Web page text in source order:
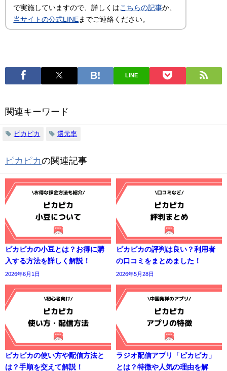
で実施していますので、詳しくは こちらの記事か、
当サイトの公式LINE までご連絡ください。
LINE
関連キーワード
ピカピカ 還元率
ピカピカの関連記事
ピカピカの小豆とは？お得に購
入する方法を詳しく解説！
2026年6月1日
ピカピカの評判は良い？利用者
の口コミをまとめました！
2026年5月28日
ピカピカの使い方や配信方法と
は？手順を交えて解説！
ラジオ配信アプリ「ピカピカ」
とは？特徴や人気の理由を解